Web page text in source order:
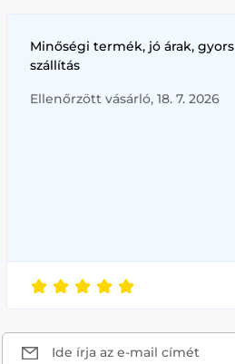
Minőségi termék, jó árak, gyors
szállítás
Ellenőrzött vásárló, 18. 7. 2026
Ide írja az e-mail címét